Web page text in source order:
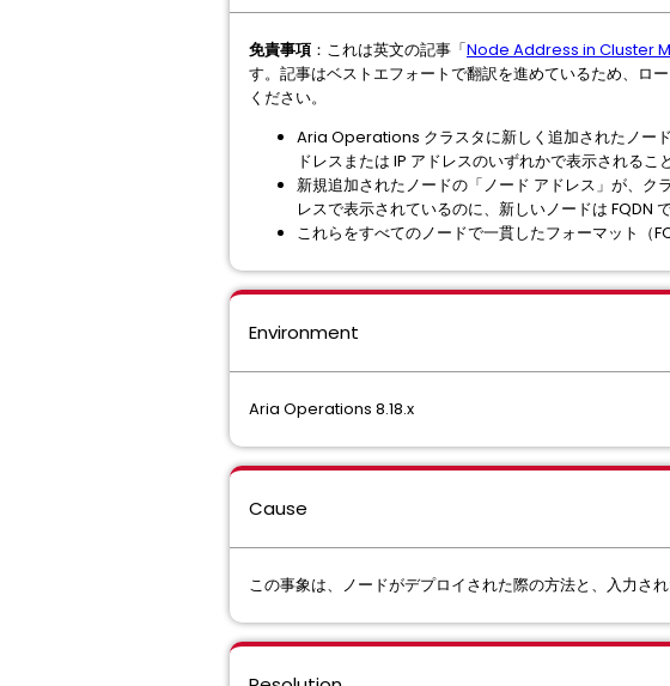
免責事項 ：これは英文の記事「Node Address in Cluster
す。記事はベストエフォートで翻訳を進めているため、ロ
ください。
Aria Operations クラスタに新しく追加されたノー
ドレスまたは IP アドレスのいずれかで表示されるこ
新規追加されたノードの「ノード アドレス」が、ク
レスで表示されているのに、新しいノードは FQDN
これらをすべてのノードで一貫したフォーマット（
Environment
Aria Operations 8.18.x
Cause
この事象は、ノードがデプロイされた際の方法と、入力さ